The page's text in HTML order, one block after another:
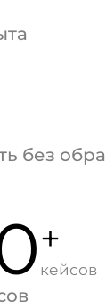
без
+
кейсов